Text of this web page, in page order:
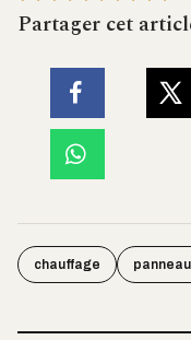
Partager cet
chauffage